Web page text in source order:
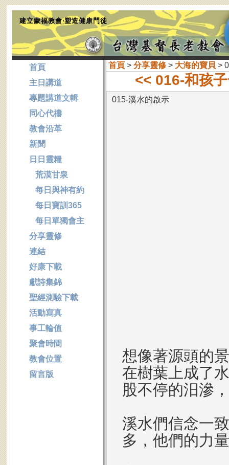
建立蒙福教會‧塑造健康門徒
首頁> 分享靈修> 大海的寶貝 >
<< 016-和孩
015-溪水的啟示
想像著源頭的
在樹葉上成了
股不停的汨滲
溪水們信念一
多，他們的力
首頁
主日講道
專題講道文輯
同心代禱
教會沿革
新聞
日日靈糧
荒漠甘泉
每日與神有約
每日寶訓365
每日單獨會主
分享靈修
連結
好康下載
獻詩集錦
聖經測驗下載
活動寫真
事工輪值
聚會時間
教會位置
留言版